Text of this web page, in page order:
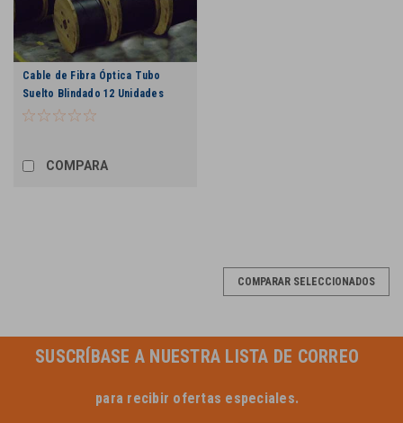
Cable de Fibra Óptica Tubo
Suelto Blindado 12 Unidades
COMPARA
COMPARAR SELECCIONADOS
SUSCRÍBASE A NUESTRA LISTA DE CORREO
para recibir ofertas especiales.